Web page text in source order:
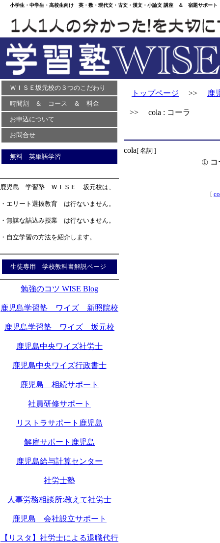
小学生・中学生・高校生向け 英・数・現代文・古文・漢文・小論文 講座 ＆ 宿題サポー
ＷＩＳＥ坂元校の３つのこだわり
時間割 ＆ コース ＆ 料金
お申込について
お問合せ
無料 英単語学習
鹿児島 学習塾 ＷＩＳＥ 坂元校は、
・エリート選抜教育 は行ないません。
・無謀な詰込み授業 は行ないません。
・自立学習の方法を紹介します。
生徒専用 学校教科書解説ページ
勉強のコツ WISE Blog
鹿児島学習塾 ワイズ 新照院校
鹿児島学習塾 ワイズ 坂元校
鹿児島中央ワイズ社労士
鹿児島中央ワイズ行政書士
鹿児島 相続サポート
社員研修サポート
リストラサポート鹿児島
解雇サポート鹿児島
鹿児島給与計算センター
社労士塾
人事労務相談所:教えて社労士
鹿児島 会社設立サポート
【リスタ】社労士による退職代行
トップページ >> 鹿
>> cola : コーラ
cola[ 名詞 ]
①
[